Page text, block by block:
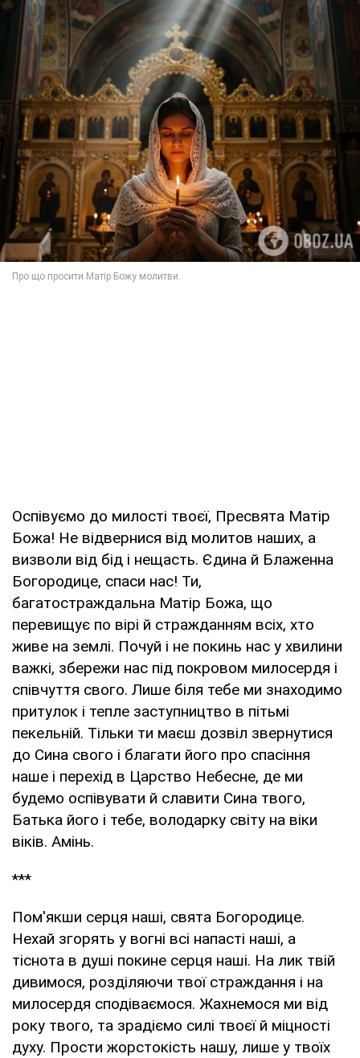
Оспівуємо до милості твоєї, Пресвята Матір
Божа! Не відвернися від молитов наших, а
визволи від бід і нещасть. Єдина й Блаженна
Богородице, спаси нас! Ти,
багатостраждальна Матір Божа, що
перевищує по вірі й стражданням всіх, хто
живе на землі. Почуй і не покинь нас у хвилини
важкі, збережи нас під покровом милосердя і
співчуття свого. Лише біля тебе ми знаходимо
притулок і тепле заступництво в пітьмі
пекельній. Тільки ти маєш дозвіл звернутися
до Сина свого і благати його про спасіння
наше і перехід в Царство Небесне, де ми
будемо оспівувати й славити Сина твого,
Батька його і тебе, володарку світу на віки
віків. Амінь.
***
Пом'якши серця наші, свята Богородице.
Нехай згорять у вогні всі напасті наші, а
тіснота в душі покине серця наші. На лик твій
дивимося, розділяючи твої страждання і на
милосердя сподіваємося. Жахнемося ми від
року твого, та зрадіємо силі твоєї й міцності
духу. Прости жорстокість нашу, лише у твоїх